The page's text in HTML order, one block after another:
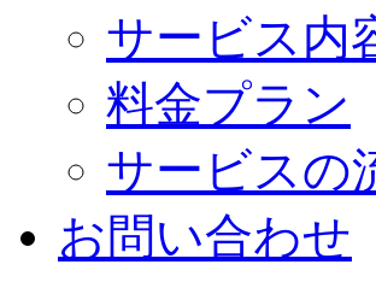
サービス内
料金プラン
サービスの
お問い合わせ